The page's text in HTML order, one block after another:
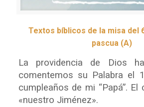
Textos bíblicos de la misa del
pascua (A)
La providencia de Dios
comentemos su Palabra el
cumpleaños de mi “Papá”. El
«nuestro Jiménez».